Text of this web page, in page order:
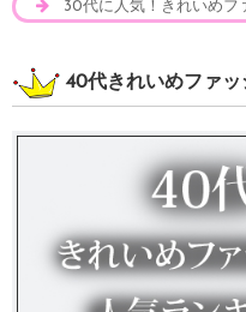
30代に人気！きれいめフ
40代きれいめファ